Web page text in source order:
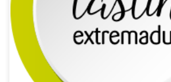
ALMENDRAL
Dirección: Luis Chamizo,
✉Correo Electrónico: Contactar por
Teléfono: Teléfono: 924483289 – 625587744
🗺Ubicación